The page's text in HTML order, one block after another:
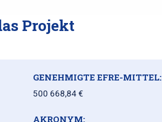
Projekt
GENEHMIGTE EFRE-MITTEL:
500 668,84 €
AKRONYM: